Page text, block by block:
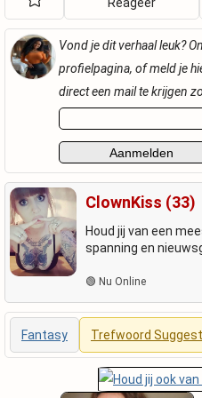
Vond je dit verhaal leuk?
profielpagina, of meld je
direct een mail te krijgen
ClownKiss (33)
Houd jij van een
spanning en
🟢 Nu Online
Fantasy Trefwoord